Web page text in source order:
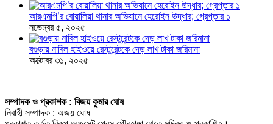
আরএমপি’র বোয়ালিয়া থানার অভিযানে হেরোইন উদ্ধার; গ্রেপ্তার ১
নভেম্বর ৫, ২০২৫
বগুড়ায় নাবিল হাইওয়ে রেস্টুরেন্টকে দেড় লাখ টাকা জরিমানা
অক্টোবর ৩১, ২০২৫
সম্পাদক ও প্রকাশক : বিজয় কুমার ঘোষ
নিবাহী সম্পাদক : অজয় ঘোষ